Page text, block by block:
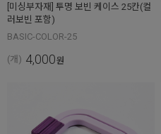
[미싱부자재] 투명 보빈 케이스 25칸(컬
러보빈 포함)
BASIC-COLOR-25
(개) 4,000원